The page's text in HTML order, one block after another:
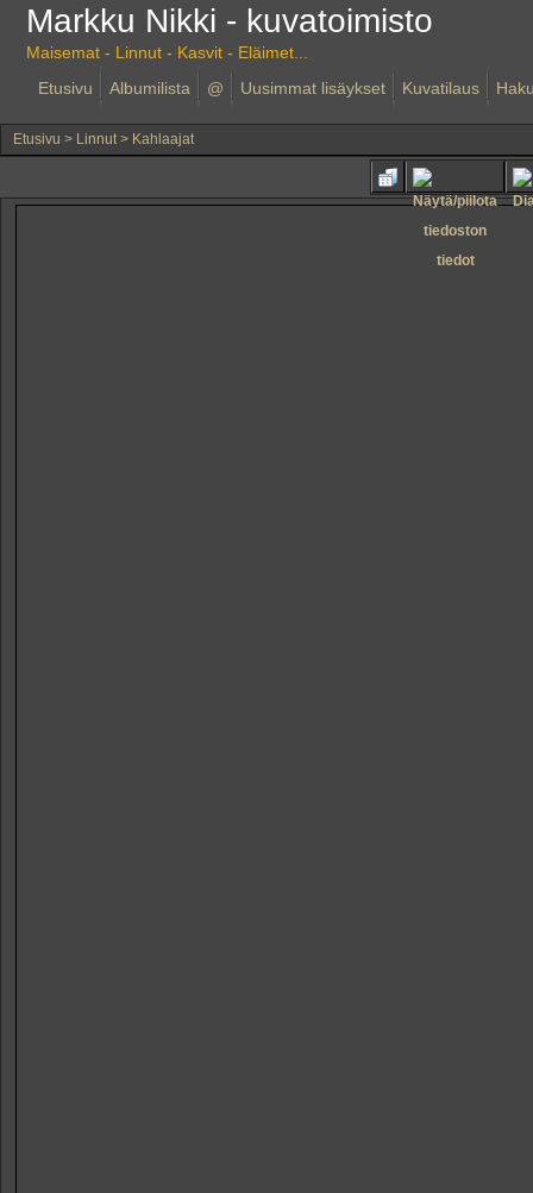
Markku Nikki - kuvatoimisto
Maisemat - Linnut - Kasvit - Eläimet...
Etusivu
Albumilista @ Uusimmat lisäykset Kuvatilaus
Etusivu > Linnut> Kahlaajat